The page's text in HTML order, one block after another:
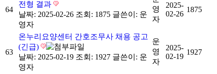
64
전형 결과
날짜: 2025-02-26 조회: 1875 글쓴이: 운
영자
영
자
2025-
02-26
1875
63
온누리요양센터 간호조무사 채용 공고
(긴급)
날짜: 2025-02-19 조회: 1927 글쓴이: 운
영자
운
영
자
2025-
02-19
1927